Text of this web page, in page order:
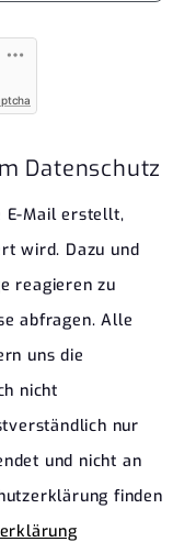
Datenschutz
E-Mail erstellt,
wird. Dazu und
reagieren zu
abfragen. Alle
uns die
nicht
nur
und nicht an
finden